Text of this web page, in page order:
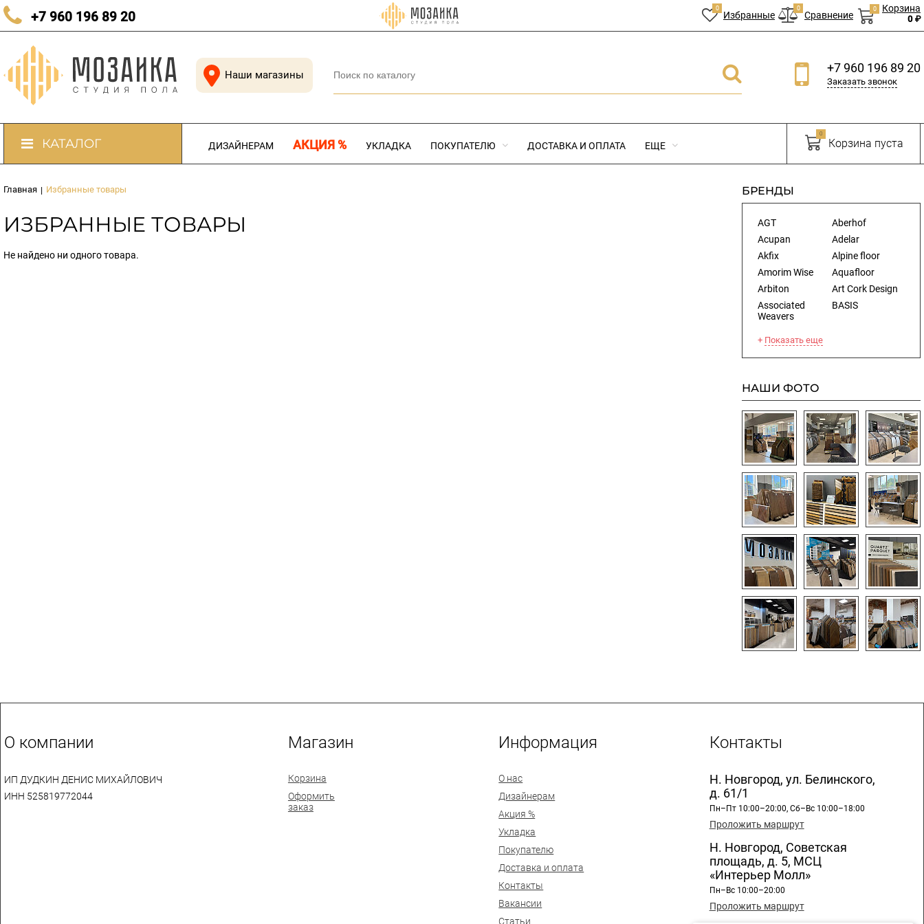
0
Избранные
0
Сравнение
0 Корзина
0 ₽
+7 960 196 89 20
КАЧЕСТВЕННЫЙ ПОЛ В КАЖДЫЙ ДОМ
Наши магазины +7 960 196 89 20
Заказать звонок
КАТАЛОГ Корзина пуста
0
ДИЗАЙНЕРАМ АКЦИЯ % УКЛАДКА ПОКУПАТЕЛЮ ДОСТАВКА И ОПЛАТА ЕЩЕ
Главная | Избранные товары
ИЗБРАННЫЕ ТОВАРЫ
Не найдено ни одного товара.
БРЕНДЫ
AGT
Aberhof
Acupan
Adelar
Akfix
Alpine floor
Amorim Wise
Aquafloor
Arbiton
Art Cork Design
Associated
Weavers
BASIS
Показать еще
НАШИ ФОТО
О компании
ИП ДУДКИН ДЕНИС МИХАЙЛОВИЧ
ИНН 525819772044
Магазин
Корзина
Оформить
заказ
Информация
О нас
Дизайнерам
Акция %
Укладка
Покупателю
Доставка и оплата
Контакты
Вакансии
Статьи
Контакты
Н. Новгород, ул. Белинского,
д. 61/1
Пн–Пт 10:00–20:00, Сб–Вс 10:00–18:00
Проложить маршрут
Н. Новгород, Советская
площадь, д. 5, МСЦ
«Интерьер Молл»
Пн–Вс 10:00–20:00
Проложить маршрут